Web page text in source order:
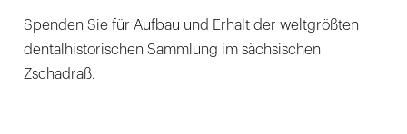
Spenden Sie für Aufbau und Erhalt der weltgrößten
dentalhistorischen Sammlung im sächsischen
Zschadraß.